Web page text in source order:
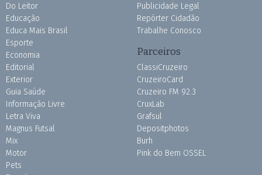
Do Leitor
Educação
Educa Mais Brasil
Esporte
Economia
Editorial
Exterior
Guia Saúde
Informação Livre
Letra Viva
Magnus Futsal
Mix
Motor
Pets
Publicidade Legal
Repórter Cidadão
Trabalhe Conosco
Parceiros
ClassiCruzeiro
CruzeiroCard
Cruzeiro FM 92.3
CruxLab
Grafsul
Depositphotos
Burh
Pink do Bem OSSEL